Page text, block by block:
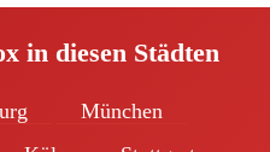
in diesen Städten
München